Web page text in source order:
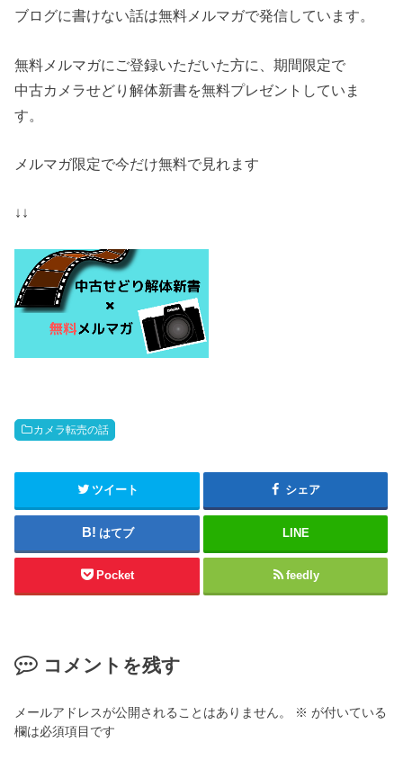
ブログに書けない話は無料メルマガで発信しています。
無料メルマガにご登録いただいた方に、期間限定で
中古カメラせどり解体新書を無料プレゼントしていま
す。
メルマガ限定で今だけ無料で見れます
↓↓
カメラ転売の話
ツイート シェア
はてブ LINE
Pocket feedly
コメントを残す
メールアドレスが公開されることはありません。 ※ が付いている
欄は必須項目です